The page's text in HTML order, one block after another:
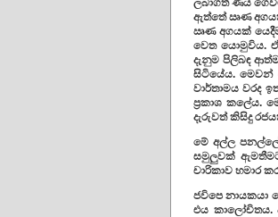
ලබාගත් ණය
ඇත්තේ ඍණ
ඍණ අගයක්
වෙත යොමුවිය.
දැනුම පිලිබඳ
සිටියේය. මෙවන්
වාර්තාමය වරද
ප්‍රකාශ කලේය.
දැරුවත් කිසිදු
මේ අල්ල
සමුලුවක් ඇමතීමට
චාරිකාව හමාර
ජවිපෙ නායකයා
එය කාලෝචිතය.